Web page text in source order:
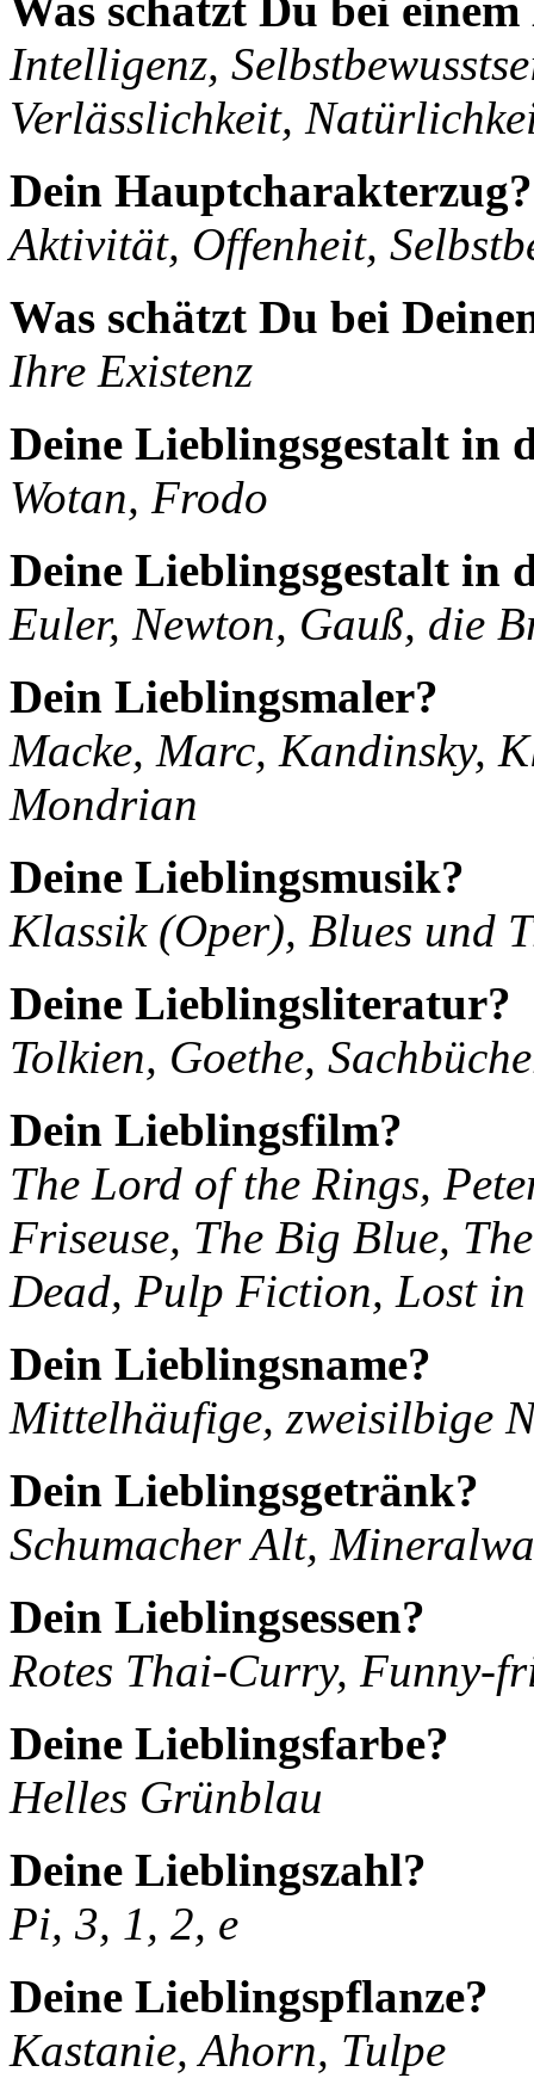
Was schätzt Du bei
Intelligenz,
Verlässlichkeit,
Dein Hauptcharakterzug?
Aktivität, Offenheit,
Was schätzt Du bei
Ihre Existenz
Deine Lieblingsgestalt in
Wotan, Frodo
Deine Lieblingsgestalt in
Euler, Newton, Gauß, die
Dein Lieblingsmaler?
Macke, Marc, Kandinsky,
Mondrian
Deine Lieblingsmusik?
Klassik (Oper), Blues und
Deine Lieblingsliteratur?
Tolkien, Goethe,
Dein Lieblingsfilm?
The Lord of the Rings,
Friseuse, The Big Blue,
Dead, Pulp Fiction, Lost
Dein Lieblingsname?
Mittelhäufige, zweisilbige
Dein Lieblingsgetränk?
Schumacher Alt,
Dein Lieblingsessen?
Rotes Thai-Curry, Funny-
Deine Lieblingsfarbe?
Helles Grünblau
Deine Lieblingszahl?
Pi, 3, 1, 2, e
Deine Lieblingspflanze?
Kastanie, Ahorn, Tulpe